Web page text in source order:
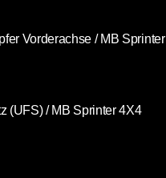
Vorderachse / MB Sprinter
(UFS) / MB Sprinter 4X4